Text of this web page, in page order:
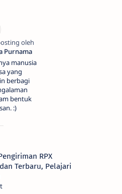
manusia
yang
berbagi
bentuk
:)
RPX
Terbaru, Pelajari